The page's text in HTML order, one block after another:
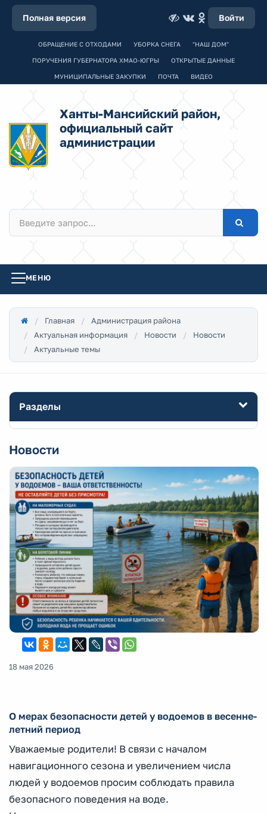
Полная версия Войти
ОБРАЩЕНИЕ С ОТХОДАМИ УБОРКА СНЕГА "НАШ ДОМ"
ПОРУЧЕНИЯ ГУБЕРНАТОРА ХМАО-ЮГРЫ ОТКРЫТЫЕ ДАННЫЕ
МУНИЦИПАЛЬНЫЕ ЗАКУПКИ ПОЧТА ВИДЕО
Ханты-Мансийский район,
официальный сайт
администрации
МЕНЮ
Главная
Администрация района
Актуальная информация
Новости
Новости
Актуальные темы
Разделы
Новости
18 мая 2026
О мерах безопасности детей у водоемов в весенне-
летний период
Уважаемые родители! В связи с началом
навигационного сезона и увеличением числа
людей у водоемов просим соблюдать правила
безопасного поведения на воде.